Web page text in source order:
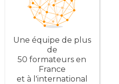
Une équipe de plus
de
50 formateurs en
France
et à l'international